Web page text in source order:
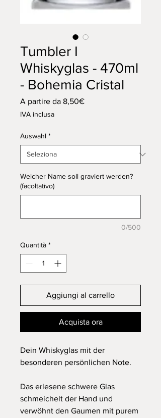
Tumbler I
Whiskyglas - 470ml
- Bohemia Cristal
A partire da 8,50€Prezzo
IVA inclusa
Auswahl *
Welcher Name soll graviert werden?
(facoltativo)
0/500
Quantità *
Aggiungi al carrello
Acquista ora
Dein Whiskyglas mit der
besonderen persönlichen Note.
Das erlesene schwere Glas
schmeichelt der Hand und
verwöhnt den Gaumen mit purem